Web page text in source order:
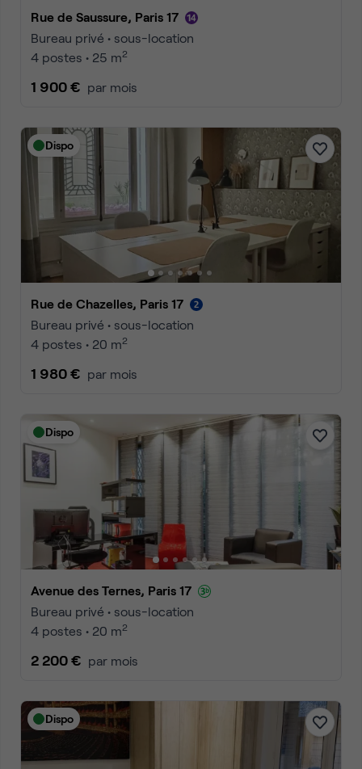
Rue de Saussure, Paris 17
Bureau privé • sous-location
4 postes • 25 m2
1 900 € par mois
Dispo
Rue de Chazelles, Paris 17
Bureau privé • sous-location
4 postes • 20 m2
1 980 € par mois
Dispo
Avenue des Ternes, Paris 17
Bureau privé • sous-location
4 postes • 20 m2
2 200 € par mois
Dispo